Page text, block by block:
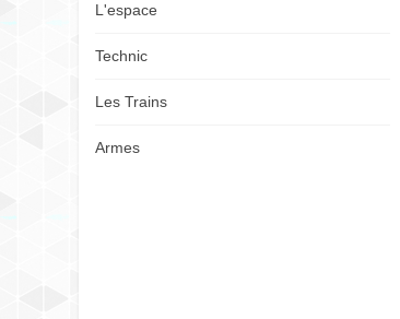
L'espace
Technic
Les Trains
Armes